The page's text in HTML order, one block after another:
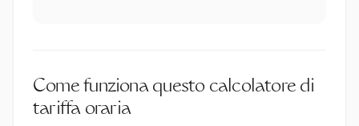
Come funziona questo calcolatore di
tariffa oraria